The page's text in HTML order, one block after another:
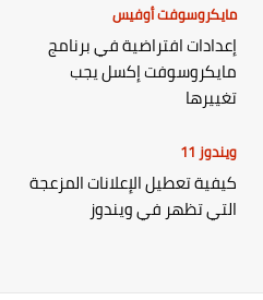
مايكروسوفت أوفيس
إعدادات افتراضية في برنامج
مايكروسوفت إكسل يجب
تغييرها
ويندوز 11
كيفية تعطيل الإعلانات المزعجة
التي تظهر في ويندوز